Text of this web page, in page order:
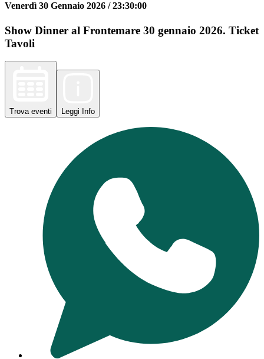
Venerdì 30 Gennaio 2026 /23:30:00
Show Dinner al Frontemare 30 gennaio 2026. Ticket
Tavoli
Trova eventi Leggi Info